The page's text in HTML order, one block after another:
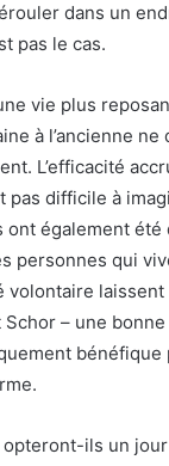
dans un
pas le cas.
vie plus
à l’ancienne ne
L’efficacité
pas difficile à
ont également été
personnes qui
volontaire laissent
– une
bénéfique
opteront-ils un